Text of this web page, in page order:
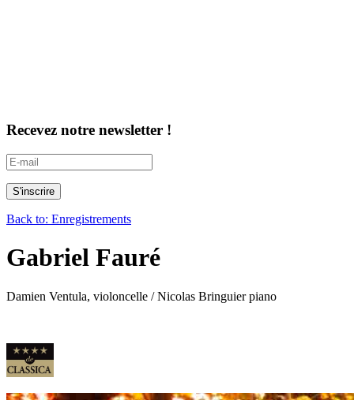
Recevez notre newsletter !
Back to: Enregistrements
Gabriel Fauré
Damien Ventula, violoncelle / Nicolas Bringuier piano